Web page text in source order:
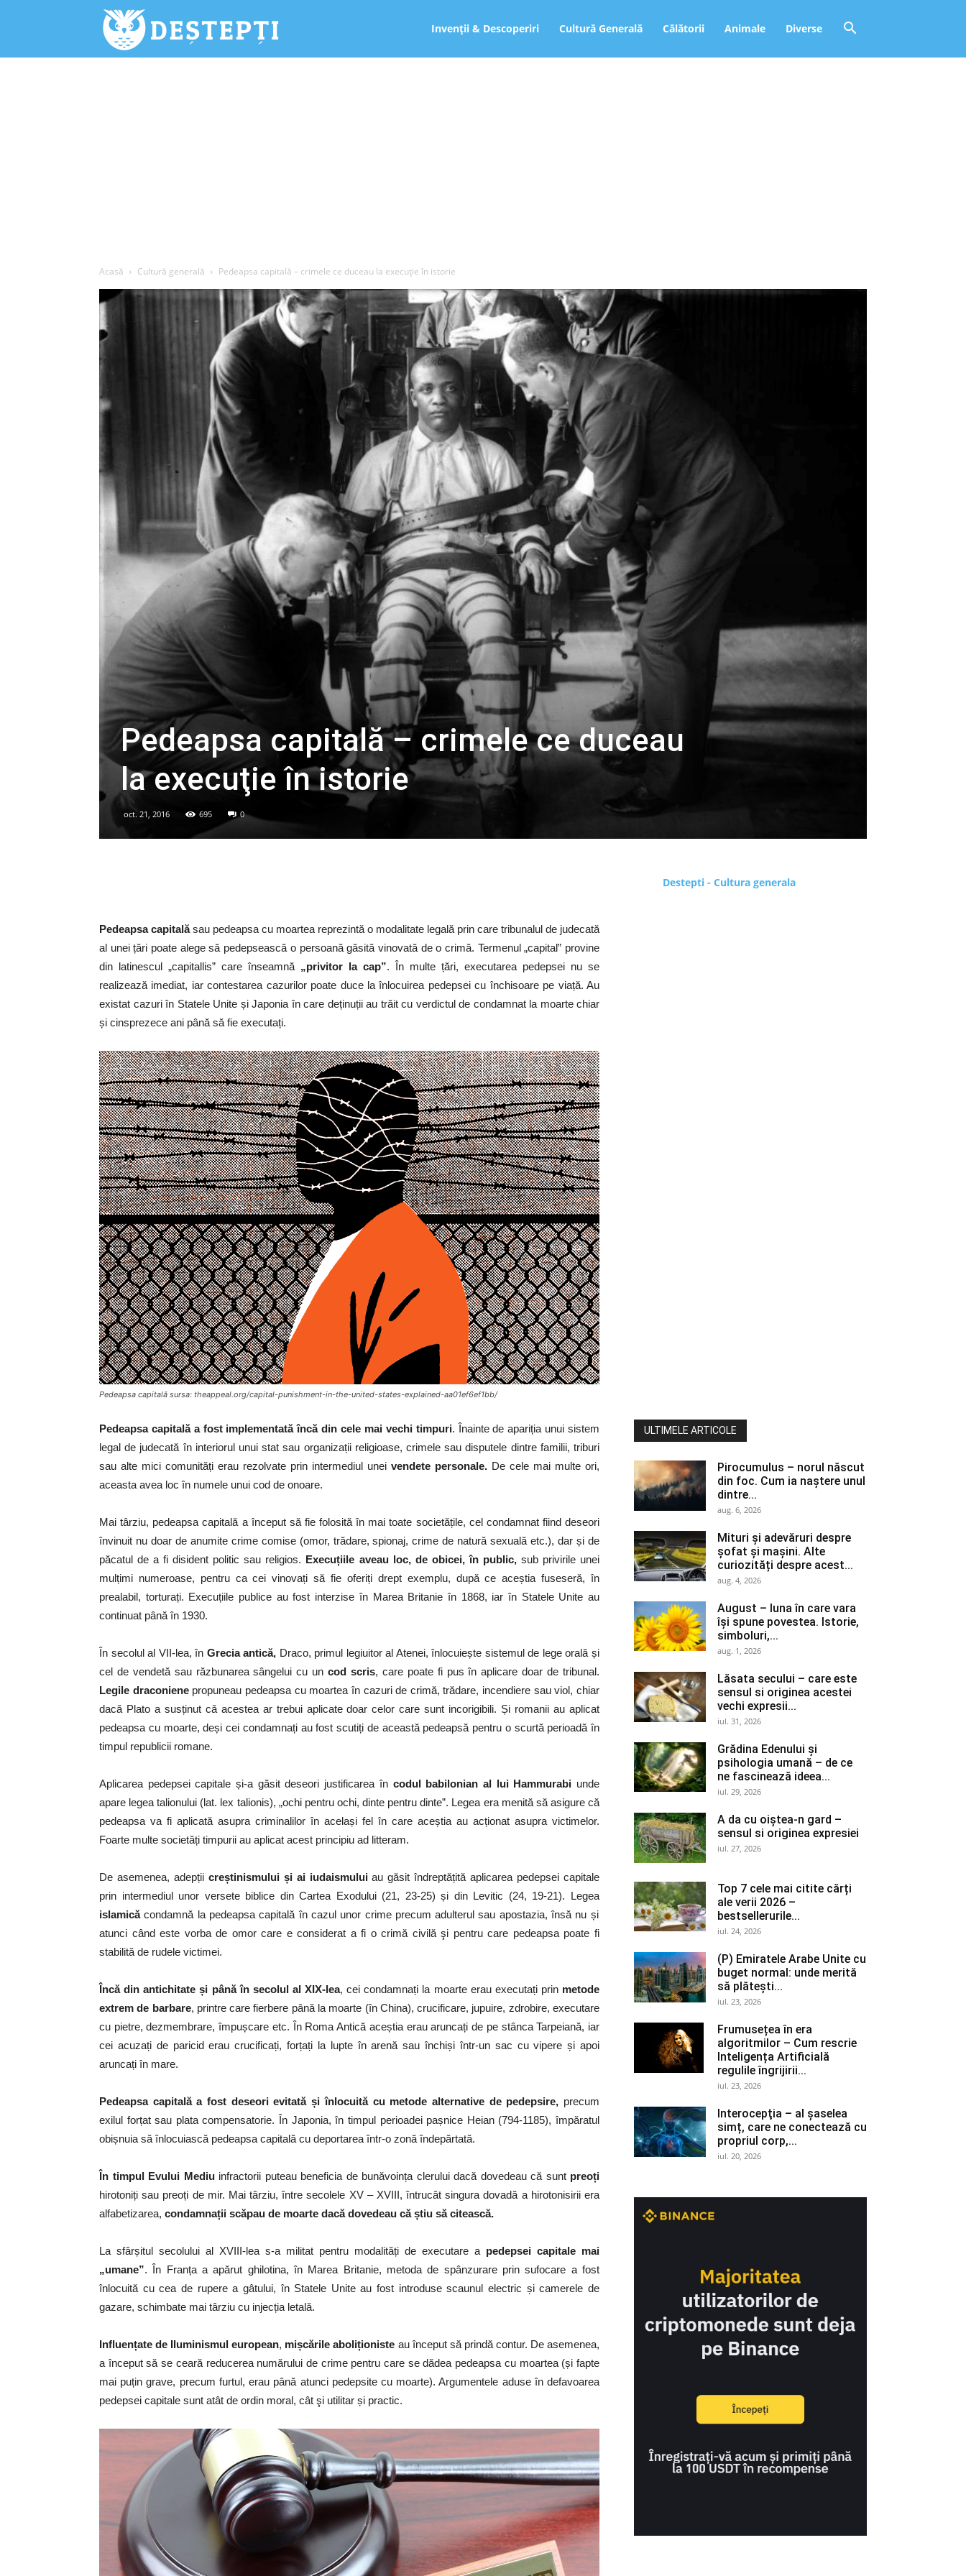
Deștepți.ro Invenții & Descoperiri Cultură Generală Călătorii Animale Diverse
Acasă Cultură generală Pedeapsa capitală – crimele ce duceau la execuţie în istorie
Pedeapsa capitală – crimele ce duceau
la execuţie în istorie
oct. 21, 2016 695 0
Pedeapsa capitalăsau pedeapsa cu moartea reprezintă o modalitate legală prin care tribunalul de judecată
al unei țări poate alege să pedepsească o persoană găsită vinovată de o crimă. Termenul „capital” provine
din latinescul „capitallis” care înseamnă „privitor la cap”. În multe țări, executarea pedepsei nu se
realizează imediat, iar contestarea cazurilor poate duce la înlocuirea pedepsei cu închisoare pe viață. Au
existat cazuri în Statele Unite și Japonia în care deținuții au trăit cu verdictul de condamnat la moarte chiar
și cinsprezece ani până să fie executați.
Pedeapsa capitală sursa: theappeal.org/capital-punishment-in-the-united-states-explained-aa01ef6ef1bb/
Pedeapsa capitală a fost implementată încă din cele mai vechi timpuri. Înainte de apariția unui sistem
legal de judecată în interiorul unui stat sau organizații religioase, crimele sau disputele dintre familii, triburi
sau alte mici comunități erau rezolvate prin intermediul unei vendete personale. De cele mai multe ori,
aceasta avea loc în numele unui cod de onoare.
Mai târziu, pedeapsa capitală a început să fie folosită în mai toate societățile, cel condamnat fiind deseori
învinuit nu doar de anumite crime comise (omor, trădare, spionaj, crime de natură sexuală etc.), dar și de
păcatul de a fi disident politic sau religios. Execuțiile aveau loc, de obicei, în public,sub privirile unei
mulțimi numeroase, pentru ca cei vinovați să fie oferiți drept exemplu, după ce aceștia fuseseră, în
prealabil, torturați. Execuțiile publice au fost interzise în Marea Britanie în 1868, iar în Statele Unite au
continuat până în 1930.
În secolul al VII-lea, în Grecia antică, Draco, primul legiuitor al Atenei, înlocuiește sistemul de lege orală și
cel de vendetă sau răzbunarea sângelui cu uncod scris, care poate fi pus în aplicare doar de tribunal.
Legile draconienepropuneau pedeapsa cu moartea în cazuri de crimă, trădare, incendiere sau viol, chiar
dacă Plato a susținut că acestea ar trebui aplicate doar celor care sunt incorigibili. Și romanii au aplicat
pedeapsa cu moarte, deși cei condamnați au fost scutiți de această pedeapsă pentru o scurtă perioadă în
timpul republicii romane.
Aplicarea pedepsei capitale și-a găsit deseori justificarea în codul babilonian al lui Hammurabi unde
apare legea talionului (lat. lex talionis), „ochi pentru ochi, dinte pentru dinte”. Legea era menită să asigure că
pedeapsa va fi aplicată asupra criminalilor în același fel în care aceștia au acționat asupra victimelor.
Foarte multe societăți timpurii au aplicat acest principiu ad litteram.
De asemenea, adepții creștinismului și ai iudaismuluiau găsit îndreptățită aplicarea pedepsei capitale
prin intermediul unor versete biblice din Cartea Exodului (21, 23-25) și din Levitic (24, 19-21). Legea
islamicăcondamnă la pedeapsa capitală în cazul unor crime precum adulterul sau apostazia, însă nu și
atunci când este vorba de omor care e considerat a fi o crimă civilă şi pentru care pedeapsa poate fi
stabilită de rudele victimei.
Încă din antichitate și până în secolul al XIX-lea, cei condamnați la moarte erau executați prin metode
extrem de barbare, printre care fierbere până la moarte (în China), crucificare, jupuire, zdrobire, executare
cu pietre, dezmembrare, împușcare etc. În Roma Antică aceștia erau aruncați de pe stânca Tarpeiană, iar
cei acuzați de paricid erau crucificați, forțați la lupte în arenă sau închiși într-un sac cu vipere și apoi
aruncați în mare.
Pedeapsa capitală a fost deseori evitată și înlocuită cu metode alternative de pedepsire, precum
exilul forțat sau plata compensatorie. În Japonia, în timpul perioadei pașnice Heian (794-1185), împăratul
obișnuia să înlocuiască pedeapsa capitală cu deportarea într-o zonă îndepărtată.
În timpul Evului Mediuinfractorii puteau beneficia de bunăvoința clerului dacă dovedeau că sunt preoți
hirotoniți sau preoți de mir. Mai târziu, între secolele XV – XVIII, întrucât singura dovadă a hirotonisirii era
alfabetizarea, condamnații scăpau de moarte dacă dovedeau că știu să citească.
La sfârșitul secolului al XVIII-lea s-a militat pentru modalități de executare a pedepsei capitale mai
„umane”. În Franța a apărut ghilotina, în Marea Britanie, metoda de spânzurare prin sufocare a fost
înlocuită cu cea de rupere a gâtului, în Statele Unite au fost introduse scaunul electric și camerele de
gazare, schimbate mai târziu cu injecția letală.
Influențate de Iluminismul european, mișcările aboliționiste au început să prindă contur. De asemenea,
a început să se ceară reducerea numărului de crime pentru care se dădea pedeapsa cu moartea (și fapte
mai puțin grave, precum furtul, erau până atunci pedepsite cu moarte). Argumentele aduse în defavoarea
pedepsei capitale sunt atât de ordin moral, cât şi utilitar și practic.
Destepti - Cultura generala
ULTIMELE ARTICOLE
Pirocumulus – norul născut
din foc. Cum ia naștere unul
dintre...
aug. 6, 2026
Mituri și adevăruri despre
șofat și mașini. Alte
curiozități despre acest...
aug. 4, 2026
August – luna în care vara
își spune povestea. Istorie,
simboluri,...
aug. 1, 2026
Lăsata secului – care este
sensul si originea acestei
vechi expresii...
iul. 31, 2026
Grădina Edenului și
psihologia umană – de ce
ne fascinează ideea...
iul. 29, 2026
A da cu oiștea-n gard –
sensul si originea expresiei
iul. 27, 2026
Top 7 cele mai citite cărți
ale verii 2026 –
bestsellerurile...
iul. 24, 2026
(P) Emiratele Arabe Unite cu
buget normal: unde merită
să plătești...
iul. 23, 2026
Frumusețea în era
algoritmilor – Cum rescrie
Inteligența Artificială
regulile îngrijirii...
iul. 23, 2026
Interocepţia – al șaselea
simț, care ne conectează cu
propriul corp,...
iul. 20, 2026